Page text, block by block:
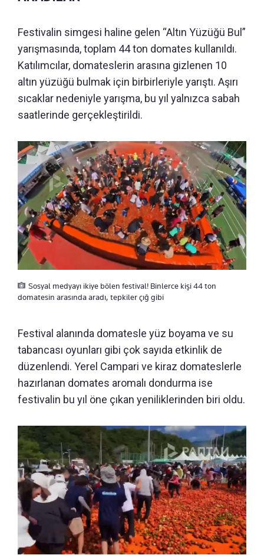
Festivalin simgesi haline gelen “Altın Yüzüğü Bul”
yarışmasında, toplam 44 ton domates kullanıldı.
Katılımcılar, domateslerin arasına gizlenen 10
altın yüzüğü bulmak için birbirleriyle yarıştı. Aşırı
sıcaklar nedeniyle yarışma, bu yıl yalnızca sabah
saatlerinde gerçekleştirildi.
Sosyal medyayı ikiye bölen festival! Binlerce kişi 44 ton
domatesin arasında aradı, tepkiler çığ gibi
Festival alanında domatesle yüz boyama ve su
tabancası oyunları gibi çok sayıda etkinlik de
düzenlendi. Yerel Campari ve kiraz domateslerle
hazırlanan domates aromalı dondurma ise
festivalin bu yıl öne çıkan yeniliklerinden biri oldu.